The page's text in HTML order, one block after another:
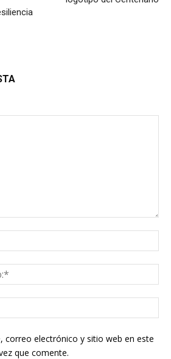
correo electrónico y sitio web en este
que comente.